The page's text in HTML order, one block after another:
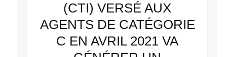
(CTI) VERSÉ AUX
AGENTS DE CATÉGORIE
C EN AVRIL 2021 VA